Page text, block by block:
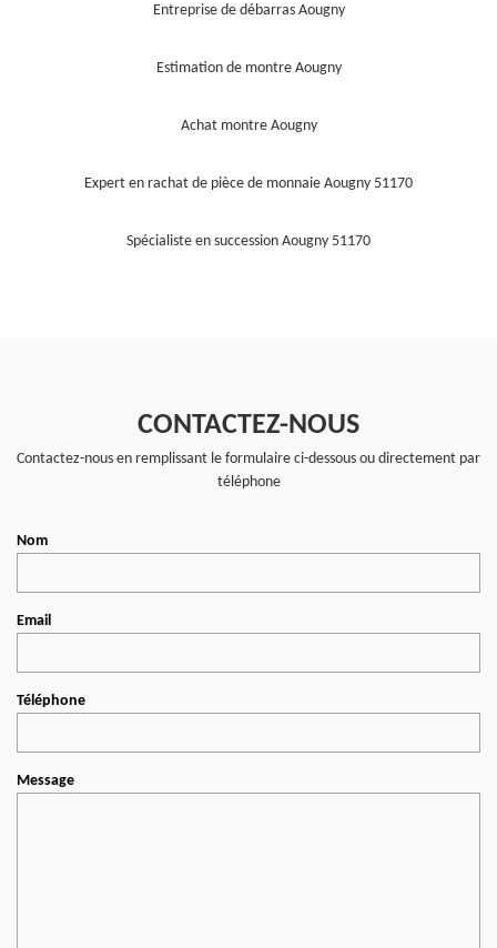
Entreprise de débarras Aougny
Estimation de montre Aougny
Achat montre Aougny
Expert en rachat de pièce de monnaie Aougny 51170
Spécialiste en succession Aougny 51170
CONTACTEZ-NOUS
Contactez-nous en remplissant le formulaire ci-dessous ou directement par
téléphone
Nom
Email
Téléphone
Message